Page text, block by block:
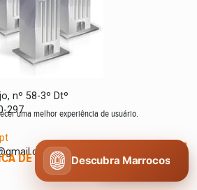
nº 58-3º Dtº
297uma melhor experiência de usuário.
DE COOKIES CONCORDO
Descubra Marrocos